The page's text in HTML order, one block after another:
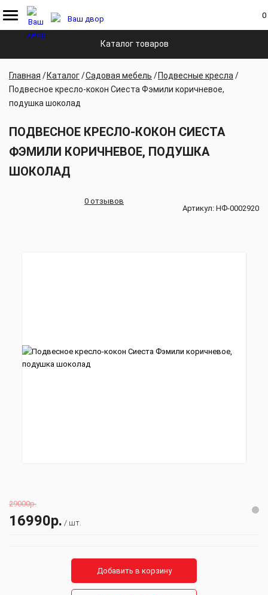
0
Каталог товаров
Главная Каталог Садовая мебель
Подвесные кресла
Подвесное кресло-кокон Сиеста Фэмили коричневое,
подушка шоколад
ПОДВЕСНОЕ КРЕСЛО-КОКОН СИЕСТА
ФЭМИЛИ КОРИЧНЕВОЕ, ПОДУШКА
ШОКОЛАД
Артикул: НФ-0002920
0 отзывов
29000р.
16990р. / шт.
Добавить в корзину